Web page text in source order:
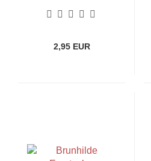
2,95 EUR